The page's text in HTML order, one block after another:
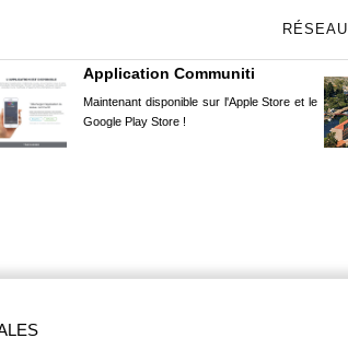
RÉSEAU
Application Communiti
Maintenant disponible sur l'Apple Store et le
Google Play Store !